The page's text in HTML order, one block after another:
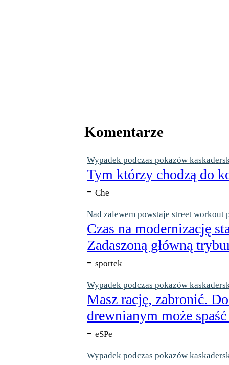
Komentarze
Wypadek podczas pokazów
Tym którzy chodzą do
- Che
Nad zalewem powstaje street workout
Czas na modernizację
Zadaszoną główną
- sportek
Wypadek podczas pokazów
Masz rację, zabronić.
drewnianym może
- eSPe
Wypadek podczas pokazów